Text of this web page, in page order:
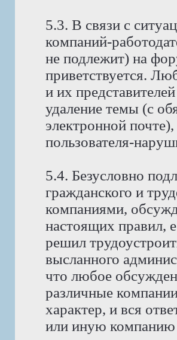
5.3. В связи с
компаний-
не подлежит) на
приветствуется.
и их
удаление темы (с
электронной
пользователя-
5.4. Безусловно
гражданского и
компаниями,
настоящих правил,
решил
высланного
что любое
различные
характер, и вся
или иную компанию